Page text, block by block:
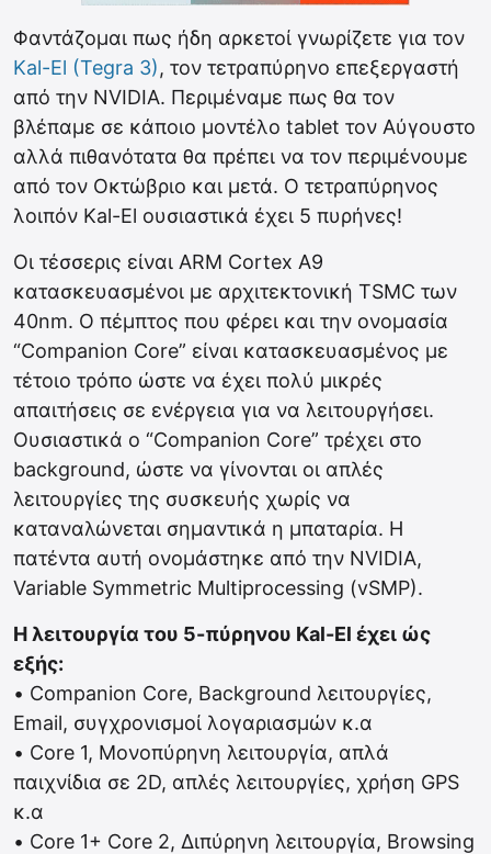
Φαντάζομαι πως ήδη αρκετοί γνωρίζετε για τον
Kal-El (Tegra 3), τον τετραπύρηνο επεξεργαστή
από την NVIDIA. Περιμέναμε πως θα τον
βλέπαμε σε κάποιο μοντέλο tablet τον Αύγουστο
αλλά πιθανότατα θα πρέπει να τον περιμένουμε
από τον Οκτώβριο και μετά. Ο τετραπύρηνος
λοιπόν Kal-El ουσιαστικά έχει 5 πυρήνες!
Οι τέσσερις είναι ARM Cortex A9
κατασκευασμένοι με αρχιτεκτονική ΤSMC των
40nm. Ο πέμπτος που φέρει και την ονομασία
“Companion Core” είναι κατασκευασμένος με
τέτοιο τρόπο ώστε να έχει πολύ μικρές
απαιτήσεις σε ενέργεια για να λειτουργήσει.
Ουσιαστικά ο “Companion Core” τρέχει στο
background, ώστε να γίνονται οι απλές
λειτουργίες της συσκευής χωρίς να
καταναλώνεται σημαντικά η μπαταρία. Η
πατέντα αυτή ονομάστηκε από την NVIDIA,
Variable Symmetric Multiprocessing (vSMP).
Η λειτουργία του 5-πύρηνου Kal-El έχει ώς
εξής:
• Companion Core, Background λειτουργίες,
Email, συγχρονισμοί λογαριασμών κ.α
• Core 1, Μονοπύρηνη λειτουργία, απλά
παιχνίδια σε 2D, απλές λειτουργίες, χρήση GPS
κ.α
• Core 1+ Core 2, Διπύρηνη λειτουργία, Browsing